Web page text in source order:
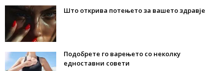
Што открива потењето за вашето здравје
Подобрете го варењето со неколку
едноставни совети